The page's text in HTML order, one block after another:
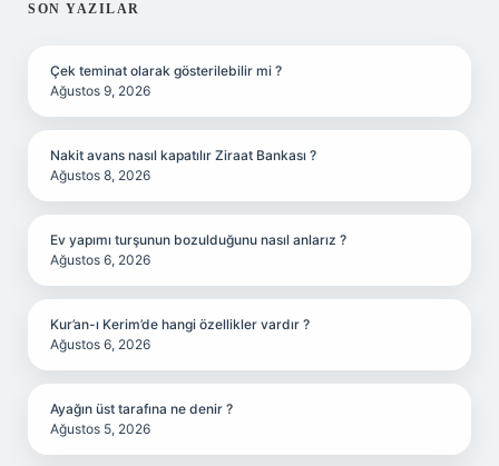
SIDEBAR
SON YAZILAR
Çek teminat olarak gösterilebilir mi ?
Ağustos 9, 2026
Nakit avans nasıl kapatılır Ziraat Bankası ?
Ağustos 8, 2026
Ev yapımı turşunun bozulduğunu nasıl anlarız ?
Ağustos 6, 2026
Kur’an-ı Kerim’de hangi özellikler vardır ?
Ağustos 6, 2026
Ayağın üst tarafına ne denir ?
Ağustos 5, 2026